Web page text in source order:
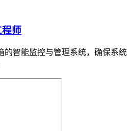
程师
的智能监控与管理系统，确保系统